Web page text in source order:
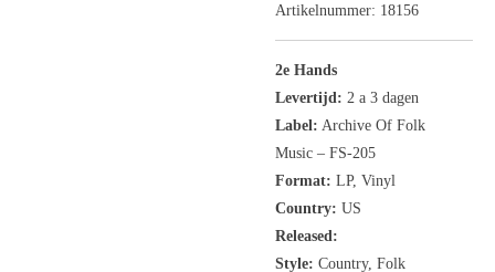
Artikelnummer: 18156
2e Hands
Levertijd: 2 a 3 dagen
Label: Archive Of Folk
Music ‎– FS-205
Format: LP, Vinyl
Country: US
Released:
Style: Country, Folk